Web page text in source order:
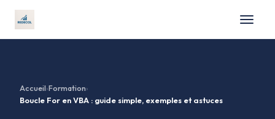
Business
Accueil›Formation›
Boucle For en VBA : guide simple, exemples et astuces